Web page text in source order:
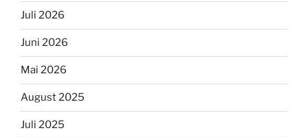
Juli 2026
Juni 2026
Mai 2026
August 2025
Juli 2025